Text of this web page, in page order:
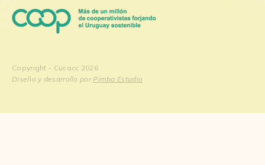
Copyright - Cucacc 2026
Diseño y desarrollo por Pimba Estudio